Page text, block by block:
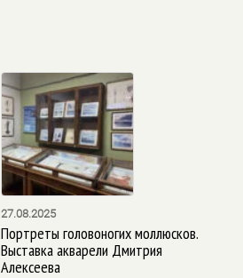
27.08.2025
Портреты головоногих моллюсков.
Выставка акварели Дмитрия
Алексеева